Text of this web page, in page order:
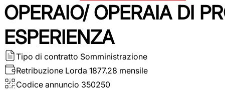
OPERAIO/ OPERAIA DI
ESPERIENZA
Tipo di contratto Somministrazione
Retribuzione Lorda 1877.28 mensile
Codice annuncio 350250